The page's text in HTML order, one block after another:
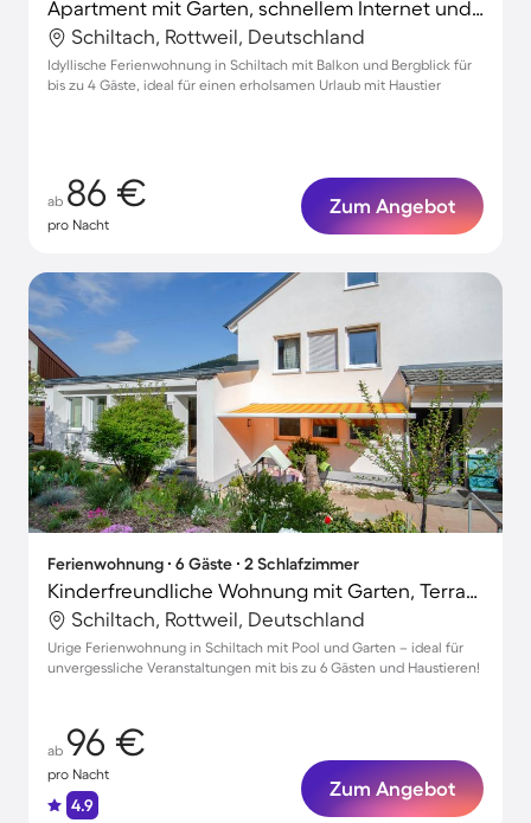
Apartment mit Garten, schnellem Internet und Terrasse | Bergblick
Schiltach, Rottweil, Deutschland
Idyllische Ferienwohnung in Schiltach mit Balkon und Bergblick für
bis zu 4 Gäste, ideal für einen erholsamen Urlaub mit Haustier
ab 86 €
pro Nacht
Zum Angebot
Ferienwohnung ∙ 6 Gäste ∙ 2 Schlafzimmer
Kinderfreundliche Wohnung mit Garten, Terrasse und Grill | Gartenblick | Ideal für Homeoffice | Hunde erlaubt
Schiltach, Rottweil, Deutschland
Urige Ferienwohnung in Schiltach mit Pool und Garten – ideal für
unvergessliche Veranstaltungen mit bis zu 6 Gästen und Haustieren!
ab 96 €
pro Nacht
4.9
Zum Angebot